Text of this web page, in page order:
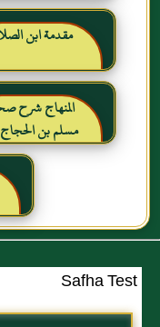
مقدمة ابن
المنهاج شرح
مسلم بن الحجاج
Safha Test